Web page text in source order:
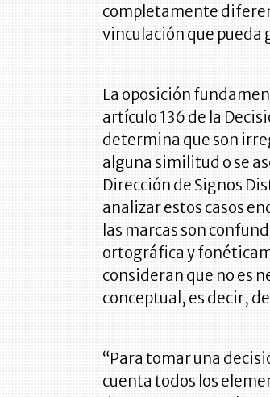
completamente
vinculación que pueda
La oposición
artículo 136 de la
determina que son
alguna similitud o se
Dirección de Signos
analizar estos casos
las marcas son
ortográfica y
consideran que no es
conceptual, es decir,
“Para tomar una
cuenta todos los